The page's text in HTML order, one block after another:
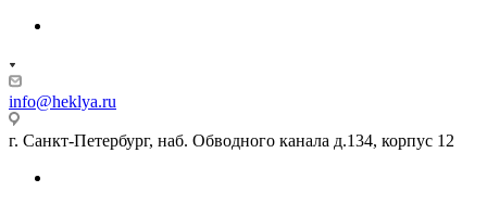
info@heklya.ru
г. Санкт-Петербург, наб. Обводного канала д.134, корпус 12